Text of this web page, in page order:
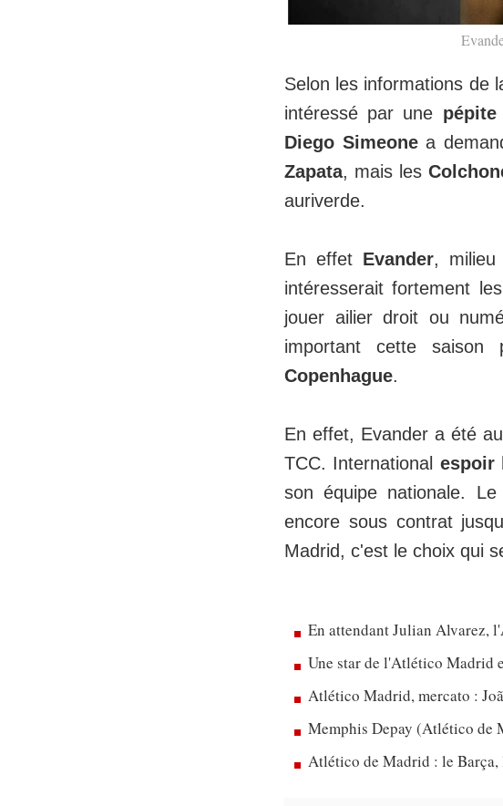
Selon les informations de
intéressé par une
Diego Simeonea
Zapata, mais les
auriverde.
En effet Evander, milieu
intéresserait fortement
jouer ailier droit ou
important cette
Copenhague.
En effet, Evander a été
TCC. International espoir
son équipe nationale.
encore sous contrat
Madrid, c'est le choix qui
En attendant Julian Alvarez,
Une star de l'Atlético Madrid
Atlético Madrid, mercato :
Memphis Depay (Atlético de
Atlético de Madrid : le Barça,